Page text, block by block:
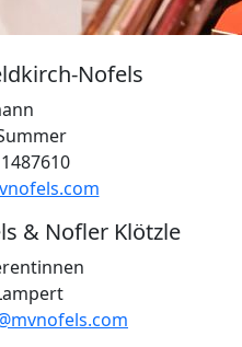
Nofels
& Nofler Klötzle